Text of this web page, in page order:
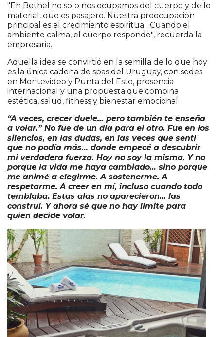
"En Bethel no solo nos ocupamos del cuerpo y de lo
material, que es pasajero. Nuestra preocupación
principal es el crecimiento espiritual. Cuando el
ambiente calma, el cuerpo responde", recuerda la
empresaria.
Aquella idea se convirtió en la semilla de lo que hoy
es la única cadena de spas del Uruguay, con sedes
en Montevideo y Punta del Este, presencia
internacional y una propuesta que combina
estética, salud, fitness y bienestar emocional.
“A veces, crecer duele… pero también te enseña
a volar.” No fue de un día para el otro. Fue en los
silencios, en las dudas, en las veces que sentí
que no podía más… donde empecé a descubrir
mi verdadera fuerza. Hoy no soy la misma. Y no
porque la vida me haya cambiado… sino porque
me animé a elegirme. A sostenerme. A
respetarme. A creer en mí, incluso cuando todo
temblaba. Estas alas no aparecieron… las
construí. Y ahora sé que no hay límite para
quien decide volar.